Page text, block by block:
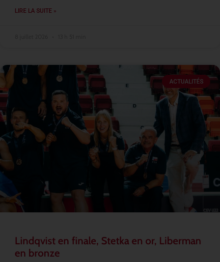
LIRE LA SUITE »
ACTUALITÉS
Lindqvist en finale, Stetka en or, Liberman
en bronze